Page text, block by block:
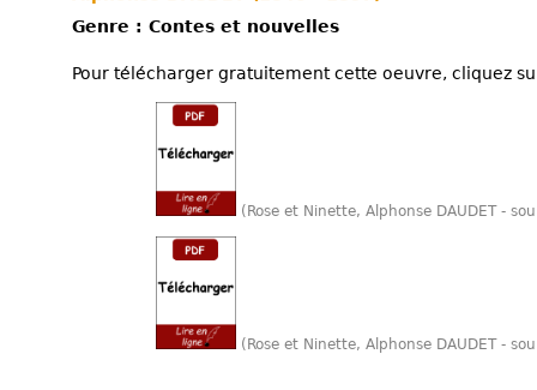
Genre : Contes et nouvelles
Pour télécharger gratuitement cette oeuvre, cliquez
(Rose et Ninette, Alphonse DAUDET -
(Rose et Ninette, Alphonse DAUDET -